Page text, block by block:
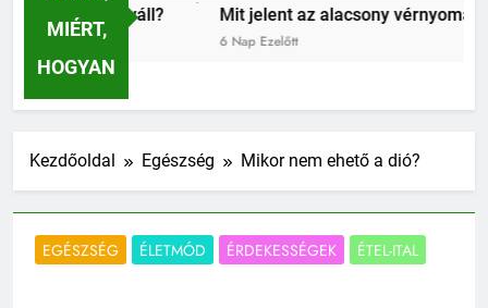
MIÉRT,
HOGYAN
fáj a váll? Mit jelent az alacsony vérnyomás?
Kezdőoldal Egészség Mikor nem ehető a dió?
EGÉSZSÉG ÉLETMÓD ÉRDEKESSÉGEK ÉTEL-ITAL